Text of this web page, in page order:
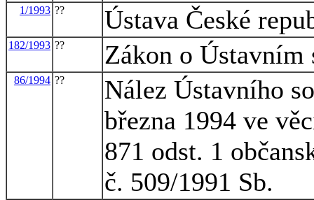
1/1993 ?? Ústava České
182/1993 ?? Zákon o Ústavním
86/1994 ??
Nález Ústavního
března 1994 ve
871 odst. 1
č. 509/1991 Sb.